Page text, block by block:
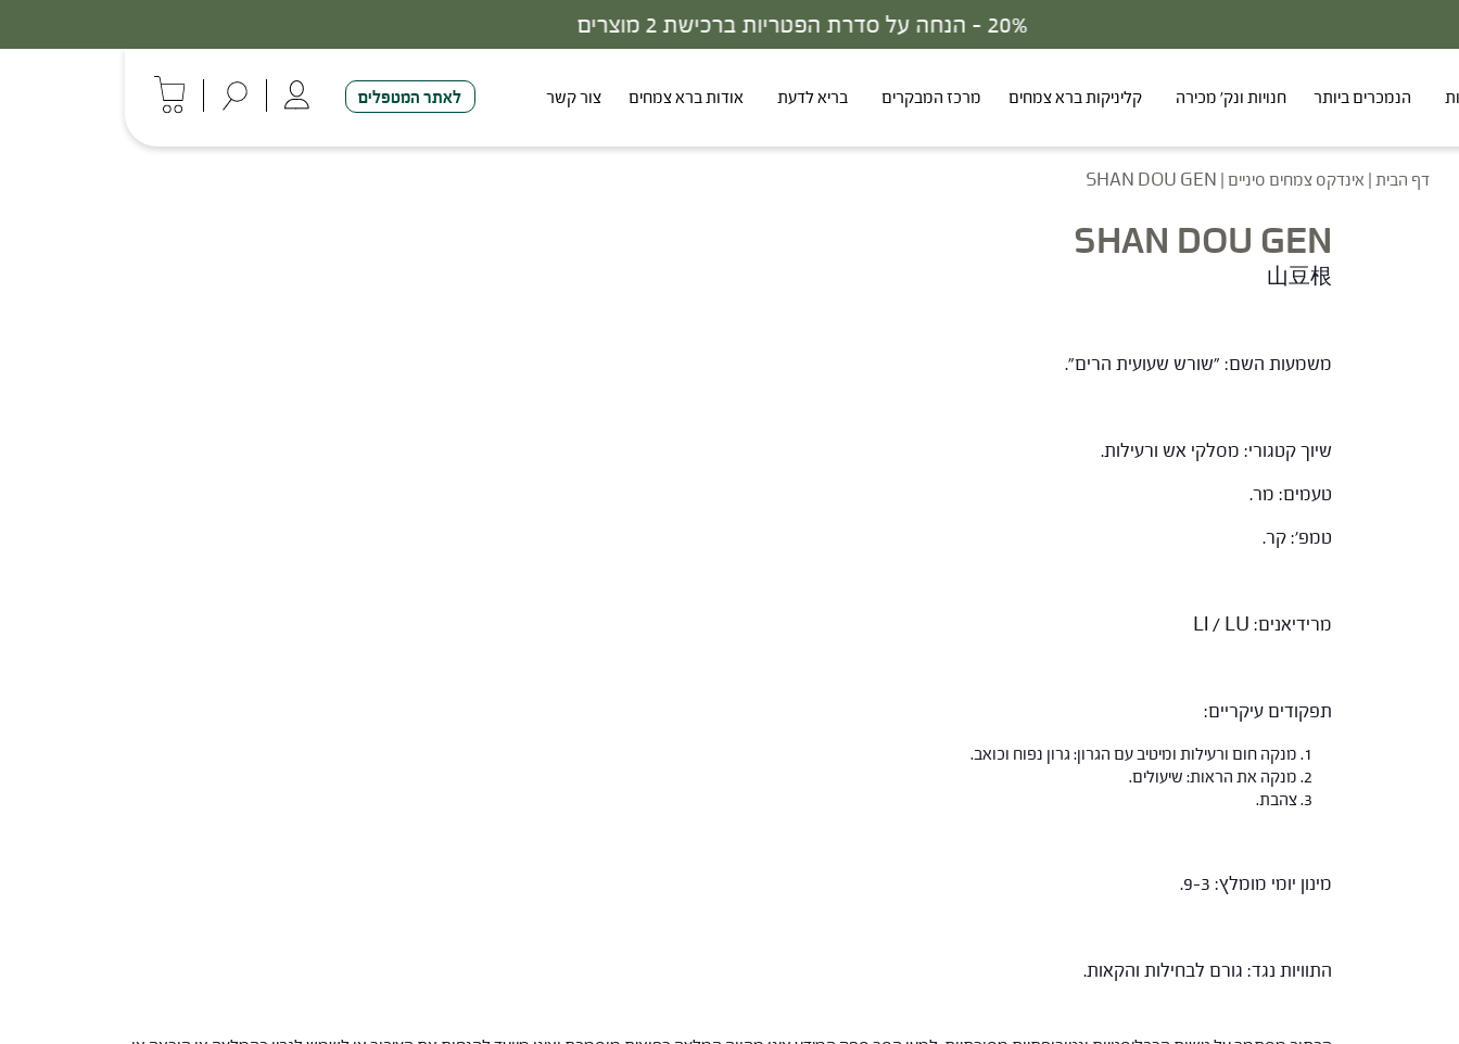
30% - הנחה על סדרת הפטריות ברכישת 3 מוצרים
הנמכרים ביותר חנויות ונק' מכירה קליניקות ברא צמחים מרכז המבקרים בריא לדעת אודות ברא צמחים צור קשר לאתר המטפלים
דף הבית | אינדקס צמחים סיניים |
SHAN DOU GEN
SHAN DOU GEN
山豆根
משמעות השם: "שורש שעועית הרים".
שיוך קטגורי: מסלקי אש ורעילות.
טעמים: מר.
טמפ': קר.
מרידיאנים: LI / LU
תפקודים עיקריים:
מנקה חום ורעילות ומיטיב עם הגרון: גרון נפוח וכואב.
מנקה את הראות: שיעולים.
צהבת.
מינון יומי מומלץ: 9-3.
התוויות נגד: גורם לבחילות והקאות.